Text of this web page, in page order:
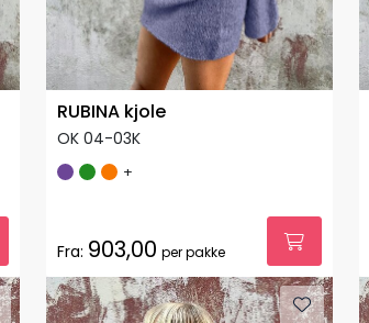
RUBINA kjole
OK 04-03K
+
Fra: 903,00 per pakke